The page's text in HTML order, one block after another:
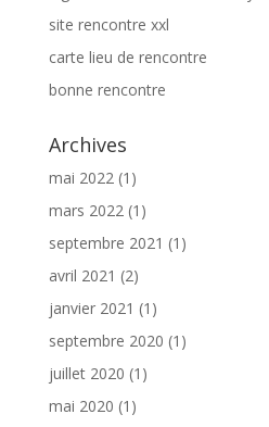
site rencontre xxl
carte lieu de rencontre
bonne rencontre
Archives
mai 2022(1)
mars 2022(1)
septembre 2021 (1)
avril 2021 (2)
janvier 2021 (1)
septembre 2020 (1)
juillet 2020 (1)
mai 2020 (1)